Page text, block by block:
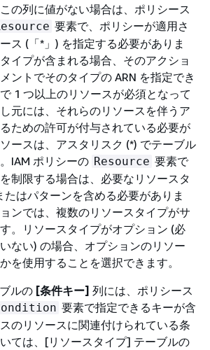
の列に値がない場合は、ポリシース
要素で、ポリシーが適用さ
ス (「*」) を指定する必要がありま
イプが含まれる場合、そのアクショ
ントでそのタイプの ARN を指定でき
1 つ以上のリソースが必須となって
元には、それらのリソースを伴うア
ための許可が付与されている必要が
ースは、アスタリスク (*) でテーブル
IAM ポリシーの Resource 要素で
制限する場合は、必要なリソースタ
たはパターンを含める必要がありま
ンでは、複数のリソースタイプがサ
。リソースタイプがオプション (必
ない) の場合、オプションのリソー
を使用することを選択できます。
ルの [条件キー] 列には、ポリシース
要素で指定できるキーが含
のリソースに関連付けられている条
ては、[リソースタイプ] テーブルの